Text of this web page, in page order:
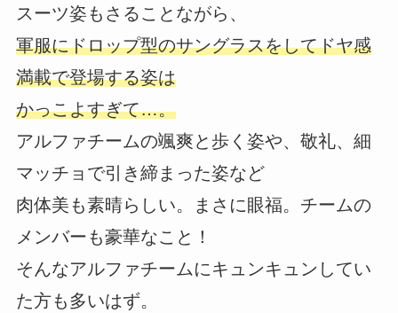
スーツ姿もさることながら、
軍服にドロップ型のサングラスをしてドヤ感
満載で登場する姿は
かっこよすぎて…。
アルファチームの颯爽と歩く姿や、敬礼、細
マッチョで引き締まった姿など
肉体美も素晴らしい。まさに眼福。チームの
メンバーも豪華なこと！
そんなアルファチームにキュンキュンしてい
た方も多いはず。